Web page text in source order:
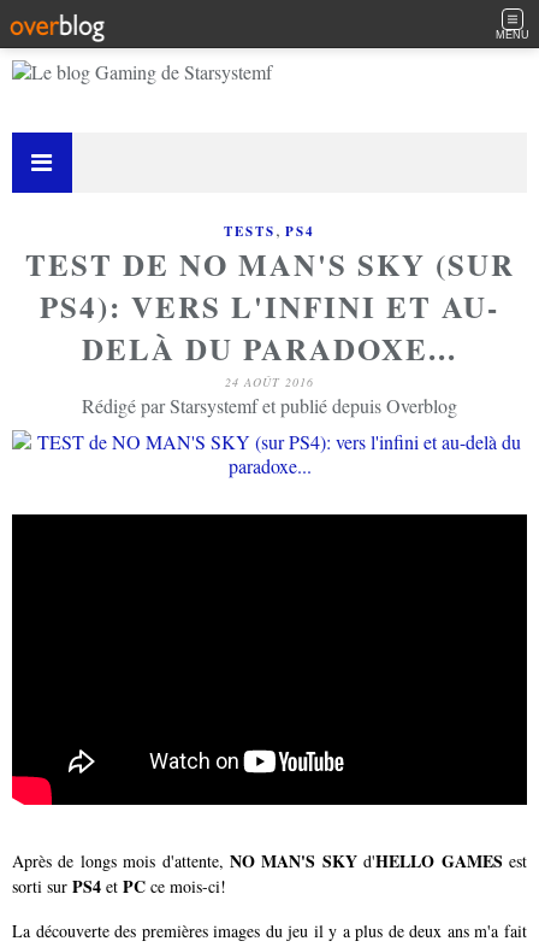
MENU
TESTS, PS4
TEST DE NO MAN'S SKY (SUR
PS4): VERS L'INFINI ET AU-
DELÀ DU PARADOXE...
24 AOÛT 2016
Rédigé par Starsystemf et publié depuis Overblog
Après de longs mois d'attente, NO MAN'S SKYd'HELLO GAMES est
sorti sur PS4 et PC ce mois-ci!
La découverte des premières images du jeu il y a plus de deux ans m'a fait